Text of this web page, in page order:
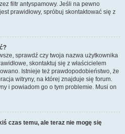
filtr antyspamowy. Jeśli na pewno
prawidłowy, spróbuj skontaktować się z
sprawdź czy twoja nazwa użytkownika
skontaktuj się z właścicielem
Istnieje też prawdopodobieństwo, że
witryny, na której znajduje się forum.
i powiadom go o tym problemie. Musi on
czas temu, ale teraz nie mogę się